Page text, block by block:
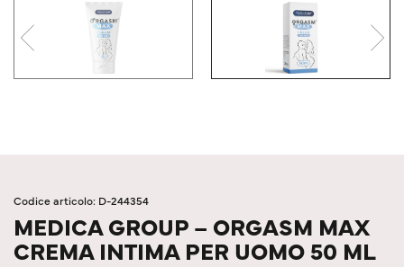
Codice articolo: D-244354
MEDICA GROUP – ORGASM MAX
CREMA INTIMA PER UOMO 50 ML